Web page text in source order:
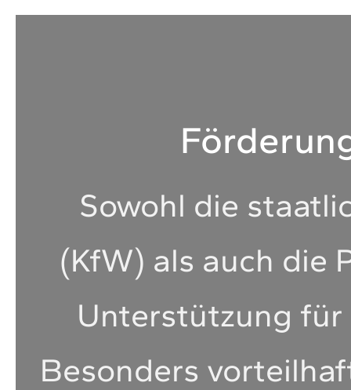
Sowohl die
(KfW) als auch die
Unterstützung für
Besonders